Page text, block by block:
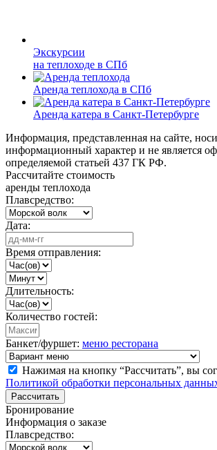
Экскурсии
на теплоходе в СПб
Аренда теплохода в СПб
Аренда катера в Санкт-Петербурге
Информация, представленная на сайте,
информационный характер и не является
определяемой статьей 437 ГК РФ.
Рассчитайте стоимость
аренды теплохода
Плавсредство:
Дата:
Время отправления:
Длительность:
Количество гостей:
Банкет/фуршет: меню ресторана
Нажимая на кнопку “Рассчитать”, вы
Политикой обработки персональных
Рассчитать
Бронирование
Информация о заказе
Плавсредство: